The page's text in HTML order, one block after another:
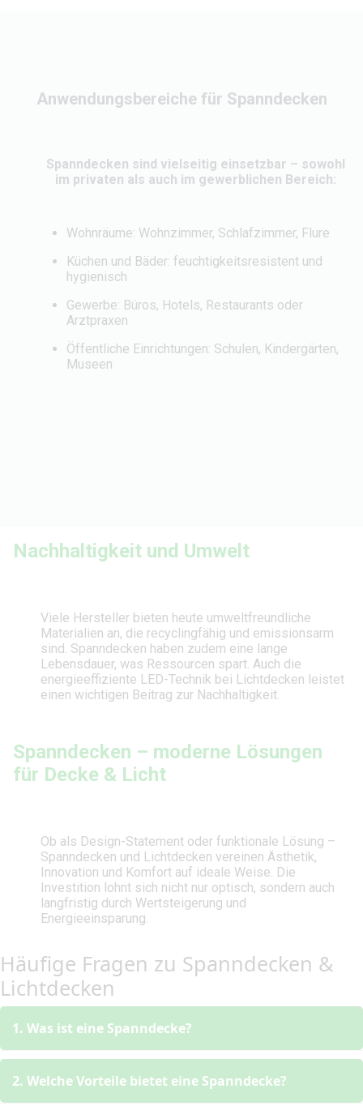
Anwendungsbereiche für Spanndecken
Spanndecken sind vielseitig einsetzbar – sowohl
im privaten als auch im gewerblichen Bereich:
Wohnräume: Wohnzimmer, Schlafzimmer, Flure
Küchen und Bäder: feuchtigkeitsresistent und
hygienisch
Gewerbe: Büros, Hotels, Restaurants oder
Arztpraxen
Öffentliche Einrichtungen: Schulen, Kindergärten,
Museen
Nachhaltigkeit und Umwelt
Viele Hersteller bieten heute umweltfreundliche
Materialien an, die recyclingfähig und emissionsarm
sind. Spanndecken haben zudem eine lange
Lebensdauer, was Ressourcen spart. Auch die
energieeffiziente LED-Technik bei Lichtdecken leistet
einen wichtigen Beitrag zur Nachhaltigkeit.
Spanndecken – moderne Lösungen
für Decke & Licht
Ob als Design-Statement oder funktionale Lösung –
Spanndecken und Lichtdecken vereinen Ästhetik,
Innovation und Komfort auf ideale Weise. Die
Investition lohnt sich nicht nur optisch, sondern auch
langfristig durch Wertsteigerung und
Energieeinsparung.
Häufige Fragen zu Spanndecken &
Lichtdecken
1. Was ist eine Spanndecke?
2. Welche Vorteile bietet eine Spanndecke?